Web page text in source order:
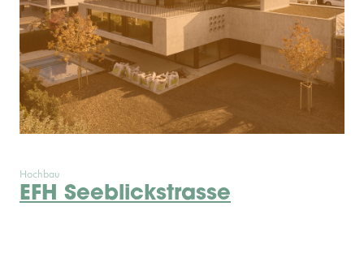
Hochbau
EFH Seeblickstrasse